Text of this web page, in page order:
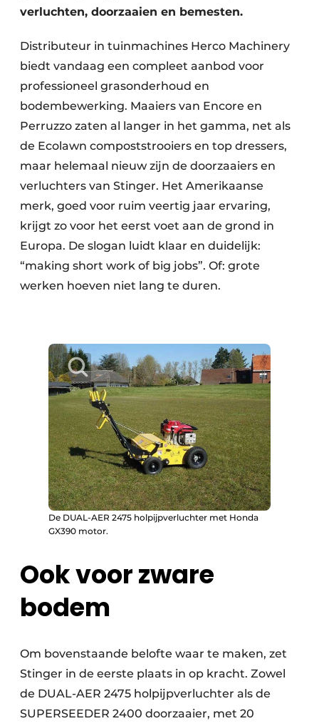
verluchten, doorzaaien en bemesten.
Distributeur in tuinmachines Herco Machinery
biedt vandaag een compleet aanbod voor
professioneel grasonderhoud en
bodembewerking. Maaiers van Encore en
Perruzzo zaten al langer in het gamma, net als
de Ecolawn compoststrooiers en top dressers,
maar helemaal nieuw zijn de doorzaaiers en
verluchters van Stinger. Het Amerikaanse
merk, goed voor ruim veertig jaar ervaring,
krijgt zo voor het eerst voet aan de grond in
Europa. De slogan luidt klaar en duidelijk:
“making short work of big jobs”. Of: grote
werken hoeven niet lang te duren.
De DUAL-AER 2475 holpijpverluchter met Honda
GX390 motor.
Ook voor zware
bodem
Om bovenstaande belofte waar te maken, zet
Stinger in de eerste plaats in op kracht. Zowel
de DUAL-AER 2475 holpijpverluchter als de
SUPERSEEDER 2400 doorzaaier, met 20